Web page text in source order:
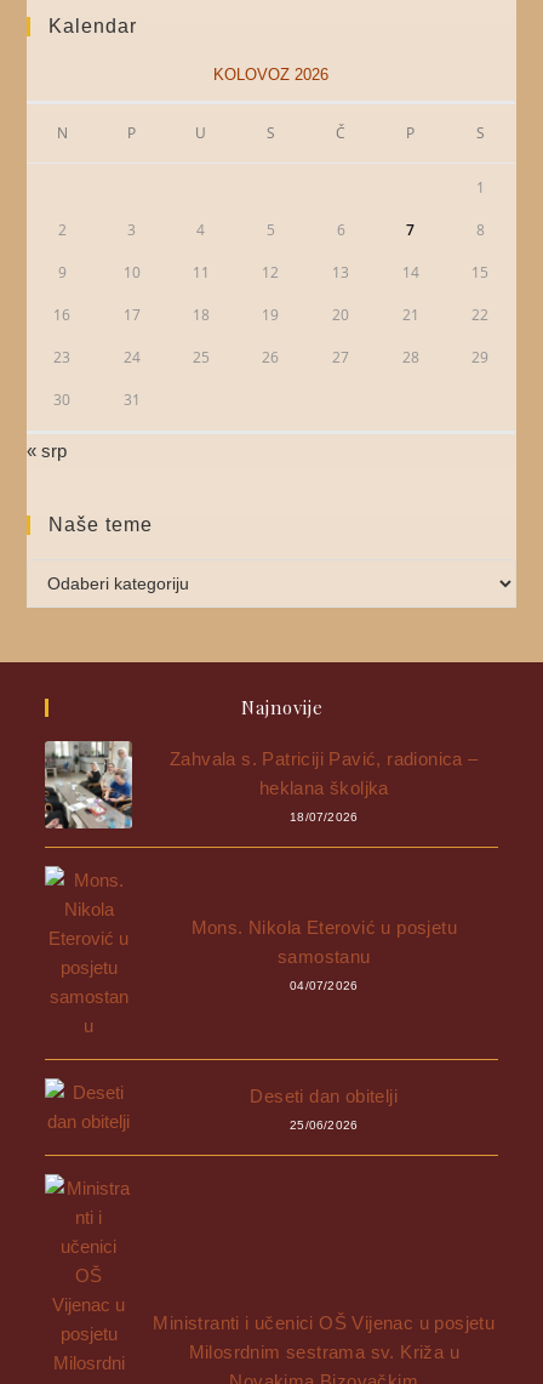
Kalendar
KOLOVOZ 2026
N P U S Č P S
1
2 3 4 5 6 7 8
9 10 11 12 13 14 15
16 17 18 19 20 21 22
23 24 25 26 27 28 29
30 31
« srp
Naše teme
Najnovije
Zahvala s. Patriciji Pavić, radionica –
heklana školjka
18/07/2026
Mons. Nikola Eterović u posjetu
samostanu
04/07/2026
Deseti dan obitelji
25/06/2026
Ministranti i učenici OŠ Vijenac u posjetu
Milosrdnim sestrama sv. Križa u